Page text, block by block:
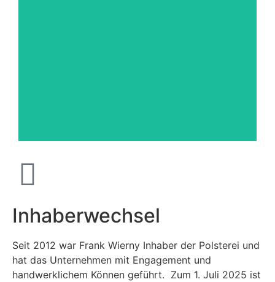
Inhaberwechsel
Seit 2012 war Frank Wierny Inhaber der Polsterei und
hat das Unternehmen mit Engagement und
handwerklichem Können geführt. Zum 1. Juli 2025 ist